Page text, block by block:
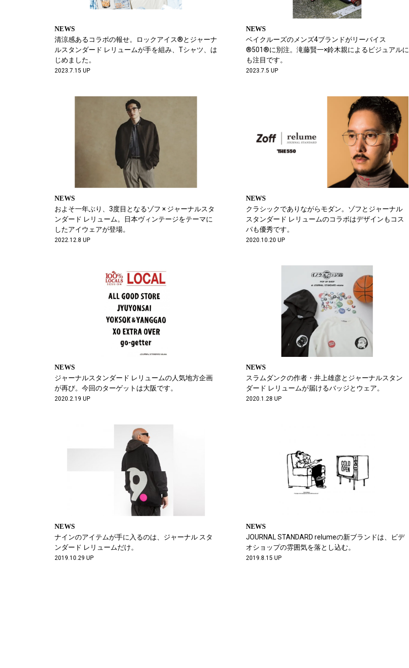
NEWS
清涼感あるコラボの報せ。ロックアイス®︎とジャーナ
ルスタンダード レリュームが手を組み、Tシャツ、は
じめました。
2023.7.15 UP
NEWS
ベイクルーズのメンズ4ブランドがリーバイス
®︎501®︎に別注。滝藤賢一×鈴木親によるビジュアルに
も注目です。
2023.7.5 UP
NEWS
およそ一年ぶり、3度目となるゾフ × ジャーナルスタ
ンダード レリューム。日本ヴィンテージをテーマに
したアイウェアが登場。
2022.12.8 UP
NEWS
クラシックでありながらモダン。ゾフとジャーナル
スタンダード レリュームのコラボはデザインもコス
パも優秀です。
2020.10.20 UP
NEWS
ジャーナルスタンダード レリュームの人気地方企画
が再び。今回のターゲットは大阪です。
2020.2.19 UP
NEWS
スラムダンクの作者・井上雄彦とジャーナルスタン
ダード レリュームが届けるバッジとウェア。
2020.1.28 UP
NEWS
ナインのアイテムが手に入るのは、ジャーナル スタ
ンダード レリュームだけ。
2019.10.29 UP
NEWS
JOURNAL STANDARD relumeの新ブランドは、ビデ
オショップの雰囲気を落とし込む。
2019.8.15 UP